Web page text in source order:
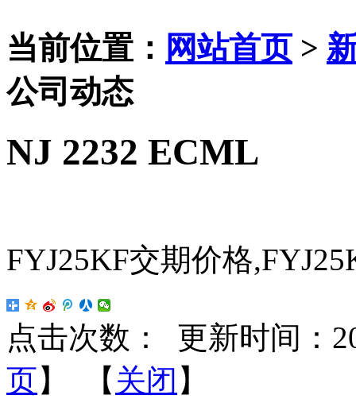
当前位置： 网站首页>
公司动态
NJ 2232 ECML
FYJ25KF交期价格
点击次数：
更新时间：
页】 【 关闭 】